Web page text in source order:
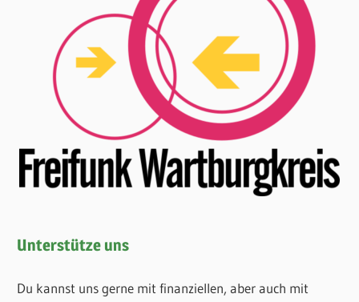
Unterstütze uns
Du kannst uns gerne mit finanziellen, aber auch mit